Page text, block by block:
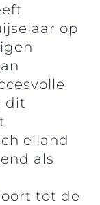
op
dit
eiland
als
tot de